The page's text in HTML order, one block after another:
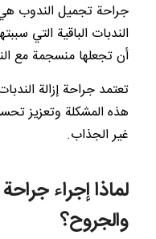
جراحة تجميل الندوب
الندبات الباقية التي
أن تجعلها منسجمة مع
تعتمد جراحة إزالة
هذه المشكلة وتعزيز
غير الجذاب.
لماذا إجراء
والجروح؟